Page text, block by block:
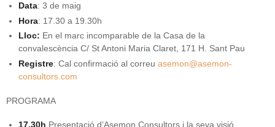
Data: 3 de maig
Hora: 17.30 a 19.30h
Lloc: En el marc incomparable de la Casa de la
convalescència C/ St Antoni Maria Claret, 171 H. Sant Pau
Registre: Cal confirmació al correu asemon@asemon-
consultors.com
PROGRAMA
17.30h Presentació d’Asemon Consultors i la seva visió